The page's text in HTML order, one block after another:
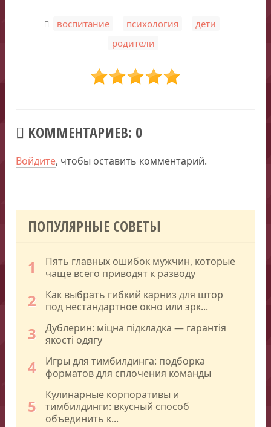
воспитание психология дети
родители
КОММЕНТАРИЕВ: 0
Войдите, чтобы оставить комментарий.
ПОПУЛЯРНЫЕ СОВЕТЫ
1
Пять главных ошибок мужчин, которые
чаще всего приводят к разводу
2
Как выбрать гибкий карниз для штор
под нестандартное окно или эрк...
3
Дублерин: міцна підкладка — гарантія
якості одягу
4
Игры для тимбилдинга: подборка
форматов для сплочения команды
5
Кулинарные корпоративы и
тимбилдинги: вкусный способ
объединить к...